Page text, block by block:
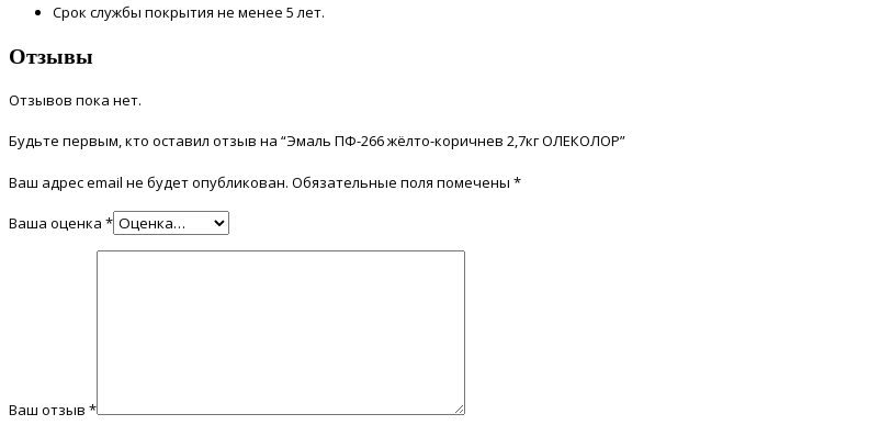
Срок службы покрытия не менее 5 лет.
Отзывы
Отзывов пока нет.
Будьте первым, кто оставил отзыв на “Эмаль ПФ-266 жёлто-коричнев 2,7кг ОЛЕКОЛОР”
Ваш адрес email не будет опубликован. Обязательные поля помечены *
Ваша оценка *
Ваш отзыв *